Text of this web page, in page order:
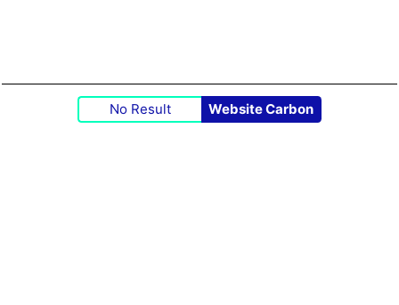
No Result Website Carbon